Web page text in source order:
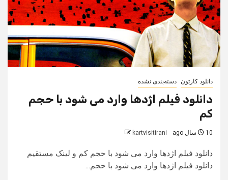
دانلود کارتون دسته‌بندی نشده
دانلود فیلم اژدها وارد می شود با حجم
کم
10 سال ago kartvisitirani
دانلود فیلم اژدها وارد می شود با حجم کم و لینک مستقیم
دانلود فیلم اژدها وارد می شود با حجم...